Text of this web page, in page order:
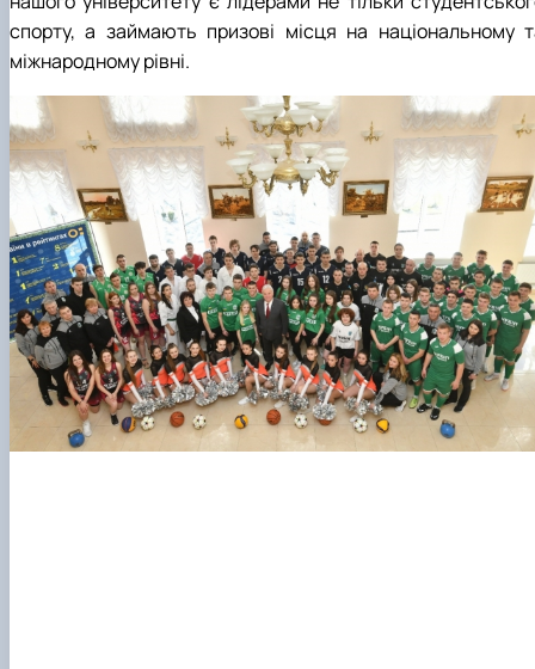
спорту, а займають призові місця на національному
міжнародному рівні.